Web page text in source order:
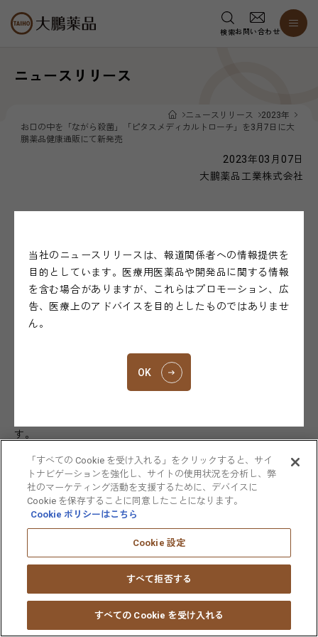
検索お問い合わせ
ニュースリリース
ニュースリリース
2023年
お口の中を「ながら殺菌」「ピタスメディカルトローチ」を3月7日に大
鵬薬品健康通販にて新発売
2023年03月07日
大鵬薬品工業株式会社
トローチ」を3月7日に大鵬薬品健康通販にて新
発売
話しながら使えるトローチ、ピタスシリーズの第7弾ウメ風味
の「ピタスメディカルトローチ」（指定医薬部外品）を、本
す。
ピタスメディカルトローチ
「すべての Cookie を受け入れる」をクリックすると、サイ
トナビゲーションを強化し、サイトの使用状況を分析し、弊
社のマーケティング活動を支援するために、デバイスに
Cookie を保存することに同意したことになります。
Cookie ポリシーはこちら
Cookie 設定
すべて拒否する
すべての Cookie を受け入れる
当社のニュースリリースは、報道関係者への情報提供を
目的としています。医療用医薬品や開発品に関する情報
を含む場合がありますが、これらはプロモーション、広
告、医療上のアドバイスを目的としたものではありませ
ん。
OK